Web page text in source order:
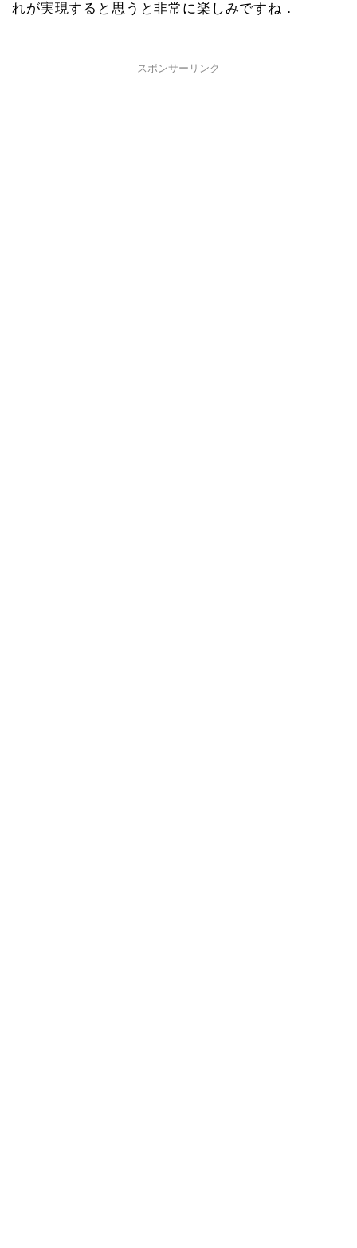
れが実現すると思うと非常に楽しみですね．
スポンサーリンク